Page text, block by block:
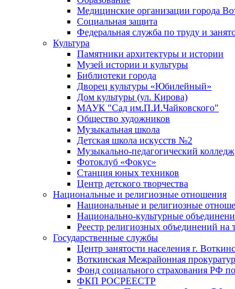
Медицинские организации города
Социальная защита
Федеральная служба по труду и
Культура
Памятники архитектуры и истории
Музей истории и культуры
Библиотеки города
Дворец культуры «Юбилейный»
Дом культуры (ул. Кирова)
МАУК "Сад им.П.И.Чайковского"
Общество художников
Музыкальная школа
Детская школа искусств №2
Музыкально-педагогический колледж
Фотоклуб «Фокус»
Станция юных техников
Центр детского творчества
Национальные и религиозные отношения
Национальные и религиозные
Национально-культурные
Реестр религиозных объединений
Государственные службы
Центр занятости населения г.
Воткинская Межрайонная
Фонд социального страхования РФ
ФКП РОСРЕЕСТР